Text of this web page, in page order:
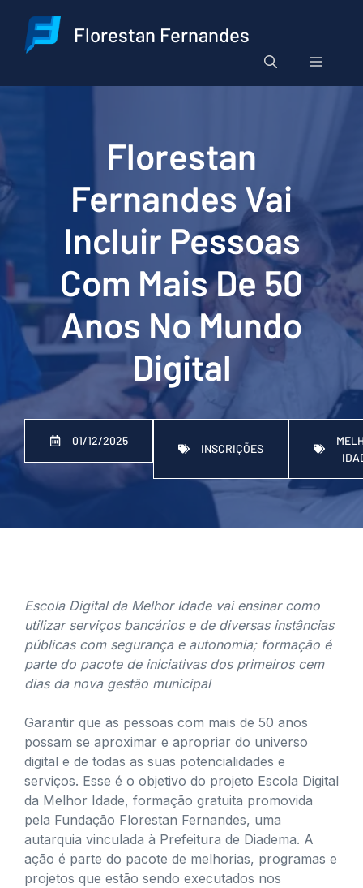
para
Florestan Fernandes
Menu
Florestan
Fernandes Vai
Incluir Pessoas
Com Mais De 50
Anos No Mundo
Digital
01/12/2025
INSCRIÇÕES
Escola Digital da Melhor Idade vai ensinar como
utilizar serviços bancários e de diversas instâncias
públicas com segurança e autonomia; formação é
parte do pacote de iniciativas dos primeiros cem
dias da nova gestão municipal
Garantir que as pessoas com mais de 50 anos
possam se aproximar e apropriar do universo
digital e de todas as suas potencialidades e
serviços. Esse é o objetivo do projeto Escola Digital
da Melhor Idade, formação gratuita promovida
pela Fundação Florestan Fernandes, uma
autarquia vinculada à Prefeitura de Diadema. A
ação é parte do pacote de melhorias, programas e
projetos que estão sendo executados nos